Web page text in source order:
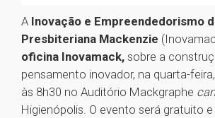
A Inovação e Empreendedorismo
Presbiteriana Mackenzie
oficina Inovamack, sobre a
pensamento inovador, na quarta-
às 8h30 no Auditório Mackgraphe
Higienópolis. O evento será gratuito